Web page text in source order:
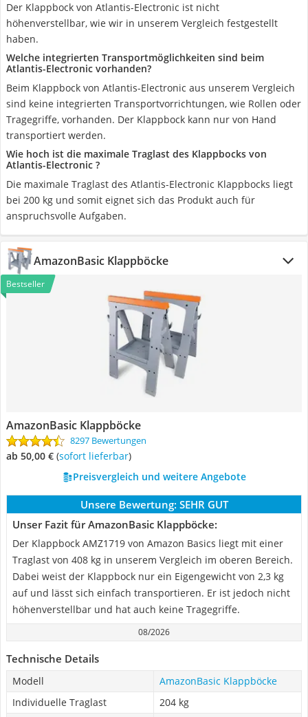
Der Klappbock von Atlantis-Electronic ist nicht
höhenverstellbar, wie wir in unserem Vergleich festgestellt
haben.
Welche integrierten Transportmöglichkeiten sind beim
Atlantis-Electronic vorhanden?
Beim Klappbock von Atlantis-Electronic aus unserem Vergleich
sind keine integrierten Transportvorrichtungen, wie Rollen oder
Tragegriffe, vorhanden. Der Klappbock kann nur von Hand
transportiert werden.
Wie hoch ist die maximale Traglast des Klappbocks von
Atlantis-Electronic ?
Die maximale Traglast des Atlantis-Electronic Klappbocks liegt
bei 200 kg und somit eignet sich das Produkt auch für
anspruchsvolle Aufgaben.
AmazonBasic Klappböcke
Bestseller
AmazonBasic Klappböcke
8297 Bewertungen
ab 50,00 € ( Sofort lieferbar)
Preisvergleich und weitere Angebote
Unsere Bewertung: SEHR GUT
Unser Fazit für AmazonBasic Klappböcke:
Der Klappbock AMZ1719 von Amazon Basics liegt mit einer
Traglast von 408 kg in unserem Vergleich im oberen Bereich.
Dabei weist der Klappbock nur ein Eigengewicht von 2,3 kg
auf und lässt sich einfach transportieren. Er ist jedoch nicht
höhenverstellbar und hat auch keine Tragegriffe.
08/2026
Technische Details
Modell
AmazonBasic Klappböcke
Individuelle Traglast
204 kg